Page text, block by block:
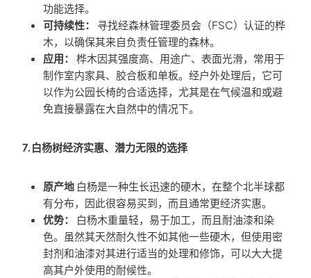
功能选择。
可持续性：
寻找经森林管理委员会（FSC）认证的桦
木，以确保其来自负责任管理的森林。
应用：
桦木因其强度高、用途广、表面光滑，常用于
制作室内家具、胶合板和单板。经户外处理后，它可
以作为公园长椅的合适选择，尤其是在气候温和或避
免直接暴露在大自然中的情况下。
7.白杨树经济实惠、潜力无限的选择
原产地 白杨是一种生长迅速的硬木，在整个北半球都
有分布，因此很容易买到，而且通常更经济实惠。
优势：
白杨木重量轻，易于加工，而且耐油漆和染
色。虽然其天然耐久性不如其他一些硬木，但使用密
封剂和油漆对其进行适当的处理和修饰，可以大大提
高其户外使用的耐候性。